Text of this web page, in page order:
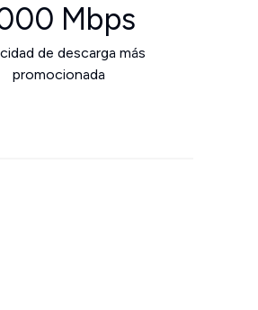
Mbps
de descarga más
promocionada